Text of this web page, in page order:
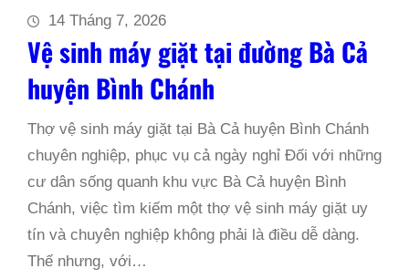
14 Tháng 7, 2026
Vệ sinh máy giặt tại đường Bà Cả
huyện Bình Chánh
Thợ vệ sinh máy giặt tại Bà Cả huyện Bình Chánh
chuyên nghiệp, phục vụ cả ngày nghỉ Đối với những
cư dân sống quanh khu vực Bà Cả huyện Bình
Chánh, việc tìm kiếm một thợ vệ sinh máy giặt uy
tín và chuyên nghiệp không phải là điều dễ dàng.
Thế nhưng, với…